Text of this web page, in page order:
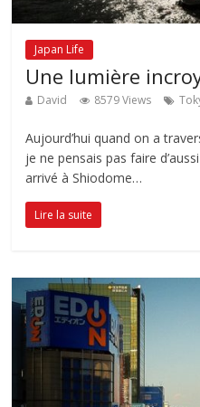
Japan Life
Une lumière
David 8579 Views
Aujourd’hui quand on a
je ne pensais pas faire
arrivé à Shiodome…
Lire la suite